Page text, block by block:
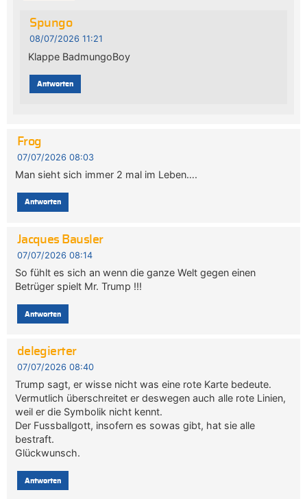
Spungo
08/07/2026 11:21
Klappe BadmungoBoy
Antworten
Frog
07/07/2026 08:03
Man sieht sich immer 2 mal im Leben….
Antworten
Jacques Bausler
07/07/2026 08:14
So fühlt es sich an wenn die ganze Welt gegen einen
Betrüger spielt Mr. Trump !!!
Antworten
delegierter
07/07/2026 08:40
Trump sagt, er wisse nicht was eine rote Karte bedeute.
Vermutlich überschreitet er deswegen auch alle rote Linien,
weil er die Symbolik nicht kennt.
Der Fussballgott, insofern es sowas gibt, hat sie alle
bestraft.
Glückwunsch.
Antworten